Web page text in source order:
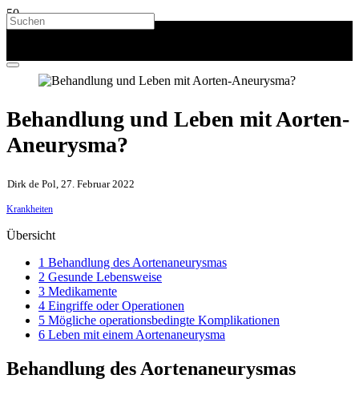
Behandlung und Leben mit Aorten-
Aneurysma?
Dirk de Pol, 27. Februar 2022
Krankheiten
Übersicht
1 Behandlung des Aortenaneurysmas
2 Gesunde Lebensweise
3 Medikamente
4 Eingriffe oder Operationen
5 Mögliche operationsbedingte Komplikationen
6 Leben mit einem Aortenaneurysma
Behandlung des Aortenaneurysmas